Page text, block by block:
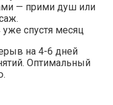
— прими душ или
спустя месяц
на 4-6 дней
Оптимальный